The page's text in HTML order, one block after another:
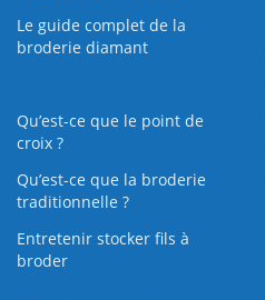
Le guide complet de la
broderie diamant
Qu’est-ce que le point de
croix ?
Qu’est-ce que la broderie
traditionnelle ?
Entretenir stocker fils à
broder